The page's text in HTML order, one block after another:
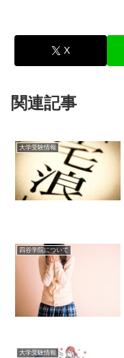
X
関連記事
大学受験情報
四谷学院について
大学受験情報